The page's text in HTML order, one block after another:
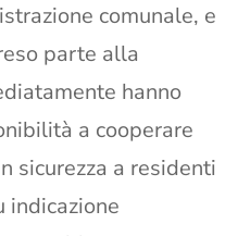
comunale, e
parte alla
hanno
a cooperare
sicurezza a residenti
indicazione